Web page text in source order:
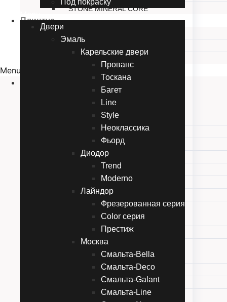
Под покраску
Двери
Эмаль
Карельские двери
Прованc
Тоскана
Багет
Line
Style
Неоклассика
Фьорд
Диодор
Trend
Moderno
Лайндор
Фрезерованная серия
Color серия
Престиж
Москва
Смальта-Bella
Смальта-Deco
Смальта-Galant
Смальта-Line
STONE MINERAL CORE
Плинтус
Белые
Под покраску
Menu
Карельские двери
Прованc
Тоскана
Багет
Line
Style
Неоклассика
Фьорд
Диодор
Trend
Moderno
Лайндор
Фрезерованная серия
Color серия
Престиж
Москва